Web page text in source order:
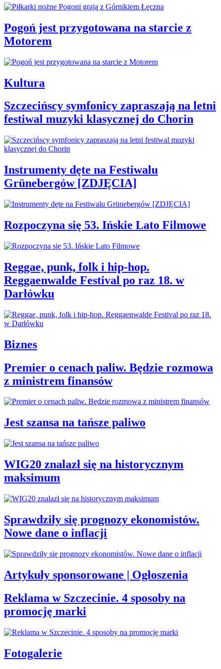
Pogoń jest przygotowana na starcie z
Motorem
Kultura
Szczecińscy symfonicy zapraszają na letni
festiwal muzyki klasycznej do Chorin
Instrumenty dęte na Festiwalu
Grünebergów [ZDJĘCIA]
Rozpoczyna się 53. Ińskie Lato Filmowe
Reggae, punk, folk i hip-hop.
Reggaenwalde Festival po raz 18. w
Darłówku
Biznes
Premier o cenach paliw. Będzie rozmowa
z ministrem finansów
Jest szansa na tańsze paliwo
WIG20 znalazł się na historycznym
maksimum
Sprawdziły się prognozy ekonomistów.
Nowe dane o inflacji
Artykuły sponsorowane | Ogłoszenia
Reklama w Szczecinie. 4 sposoby na
promocję marki
Fotogalerie